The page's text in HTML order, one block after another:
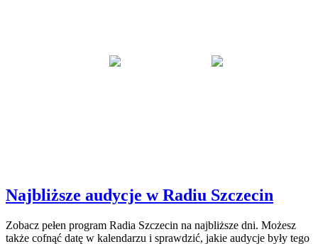
Najbliższe audycje w Radiu Szczecin
Zobacz pełen program Radia Szczecin na najbliższe dni. Możesz
także cofnąć datę w kalendarzu i sprawdzić, jakie audycje były tego